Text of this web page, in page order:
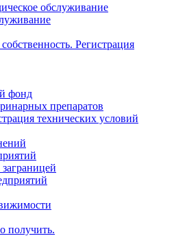
обслуживание
Регистрация
фонд
препаратов
технических условий
получить.